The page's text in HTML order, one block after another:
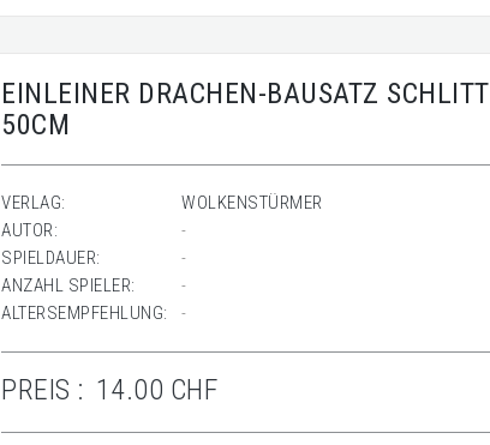
EINLEINER DRACHEN-BAUSATZ
50CM
VERLAG:
WOLKENSTÜRMER
AUTOR:
-
SPIELDAUER:
-
ANZAHL SPIELER:
-
ALTERSEMPFEHLUNG:
-
PREIS : 14.00 CHF